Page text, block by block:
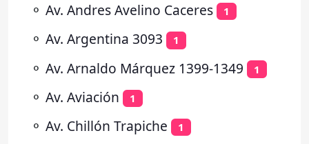
⚬ Av. Andres Avelino Caceres 1
⚬ Av. Argentina 3093 1
⚬ Av. Arnaldo Márquez 1399-1349 1
⚬ Av. Aviación 1
⚬ Av. Chillón Trapiche 1